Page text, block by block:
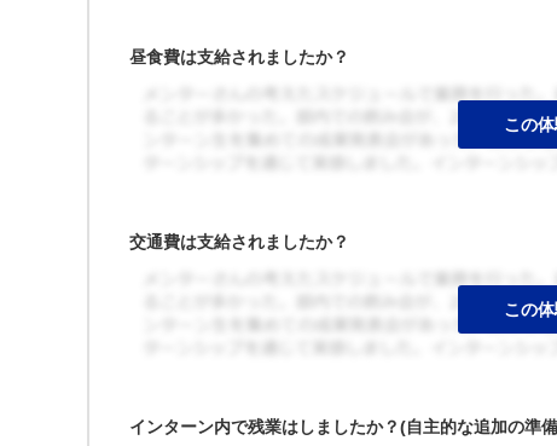
昼食費は支給されましたか？
交通費は支給されましたか？
インターン内で残業はしましたか？(自主的な追加の準